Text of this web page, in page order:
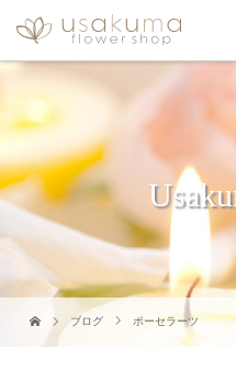
ブログ ポーセラーツ